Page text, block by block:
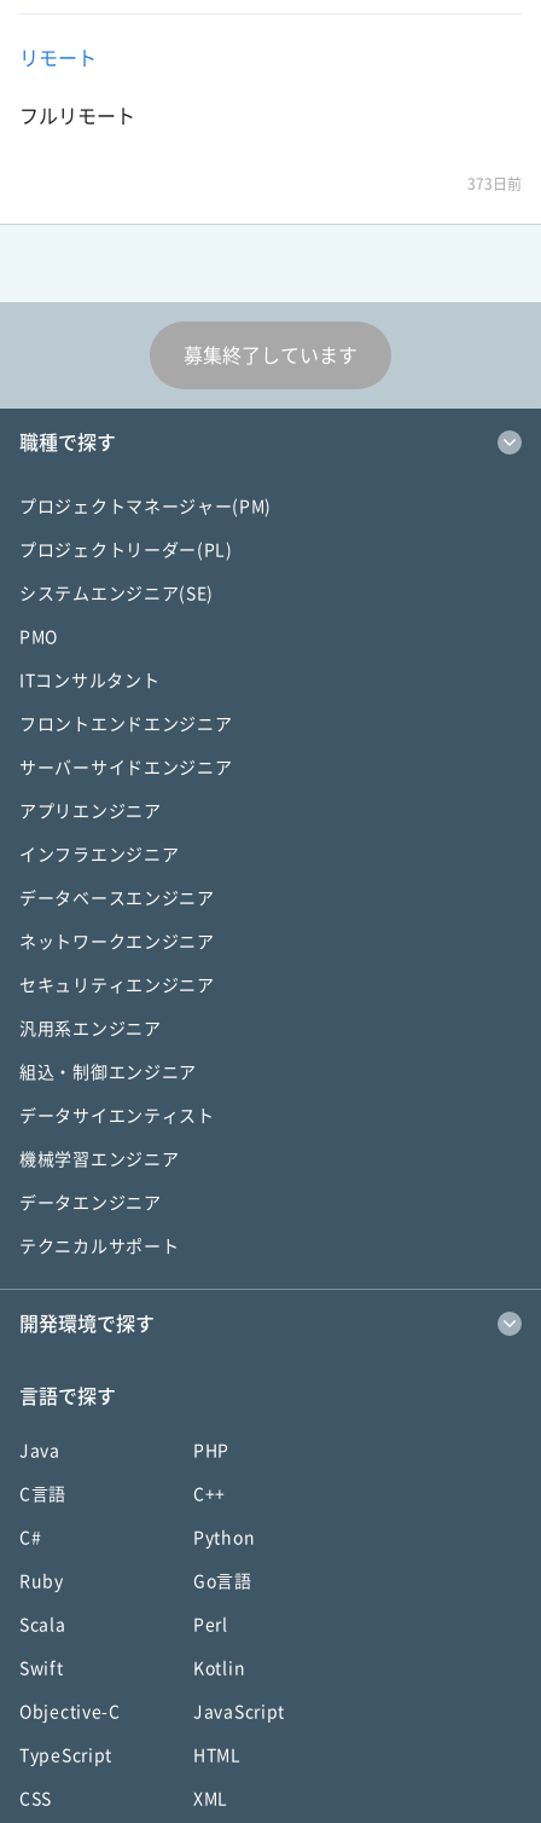
リモート
フルリモート
373日前
募集終了しています
職種で探す
プロジェクトマネージャー(PM)
プロジェクトリーダー(PL)
システムエンジニア(SE)
PMO
ITコンサルタント
フロントエンドエンジニア
サーバーサイドエンジニア
アプリエンジニア
インフラエンジニア
データベースエンジニア
ネットワークエンジニア
セキュリティエンジニア
汎用系エンジニア
組込・制御エンジニア
データサイエンティスト
機械学習エンジニア
データエンジニア
テクニカルサポート
開発環境で探す
言語で探す
Java PHP
C言語 C++
C# Python
Ruby Go言語
Scala Perl
Swift Kotlin
Objective-C JavaScript
TypeScript HTML
CSS XML